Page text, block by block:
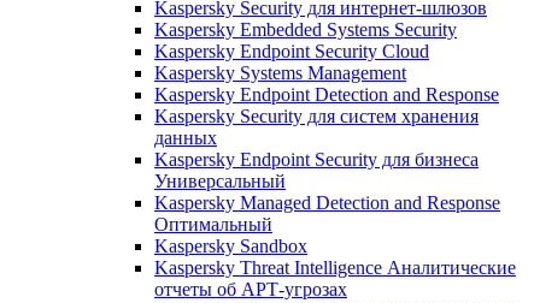
Kaspersky Security для интернет-шлюзов
Kaspersky Embedded Systems Security
Kaspersky Endpoint Security Cloud
Kaspersky Systems Management
Kaspersky Endpoint Detection and Response
Kaspersky Security для систем хранения
данных
Kaspersky Endpoint Security для бизнеса
Универсальный
Kaspersky Managed Detection and Response
Оптимальный
Kaspersky Sandbox
Kaspersky Threat Intelligence Аналитические
отчеты об АРТ-угрозах